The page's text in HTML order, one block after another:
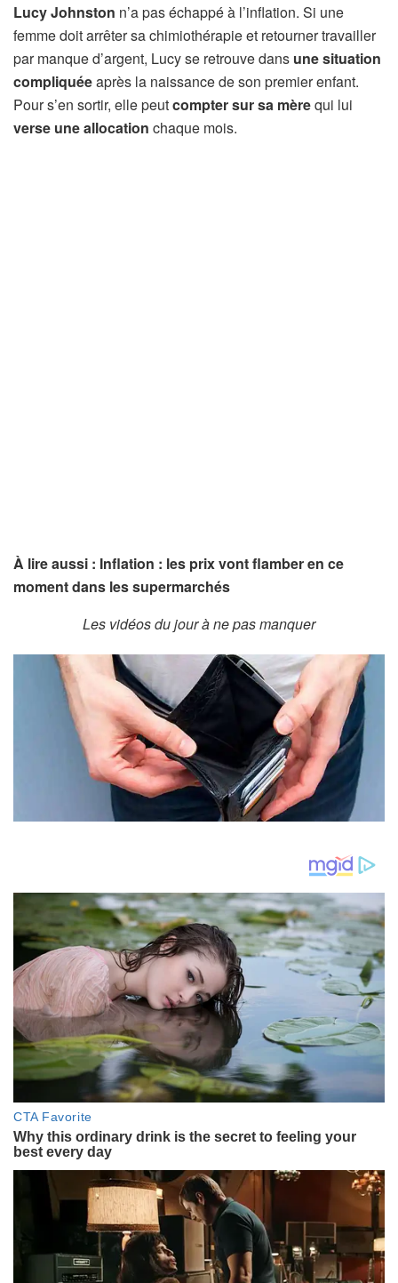
Lucy Johnston n’a pas échappé à l’inflation. Si une
femme doit arrêter sa chimiothérapie et retourner travailler
par manque d’argent, Lucy se retrouve dans une situation
compliquéeaprès la naissance de son premier enfant.
Pour s’en sortir, elle peutcompter sur sa mèrequi lui
verse une allocation chaque mois.
À lire aussi : Inflation : les prix vont flamber en ce
moment dans les supermarchés
Les vidéos du jour à ne pas manquer